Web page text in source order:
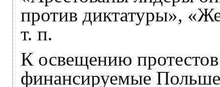
против диктатуры»,
т. п.
К освещению
финансируемые